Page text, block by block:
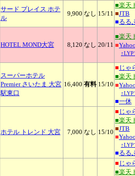
サード プレイス ホテ
ル
9,900 なし 15/11
■楽天
■JTB
■るる
HOTEL MOND大宮 8,120 なし 20/11
■楽天
■
スーパーホテル
Premier さいたま 大宮
駅東口
16,400 有料 15/10
■ じゃ
■楽天
■
■一休
ホテル トレンド 大宮 7,000 なし 15/10
■ じゃ
■楽天
■JTB
■
■るる
■ じゃ
■楽天